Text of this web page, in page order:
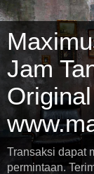
Jam
Transaksi dapat
permintaan.